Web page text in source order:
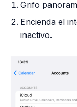
Grifo
Encienda el
inactivo.